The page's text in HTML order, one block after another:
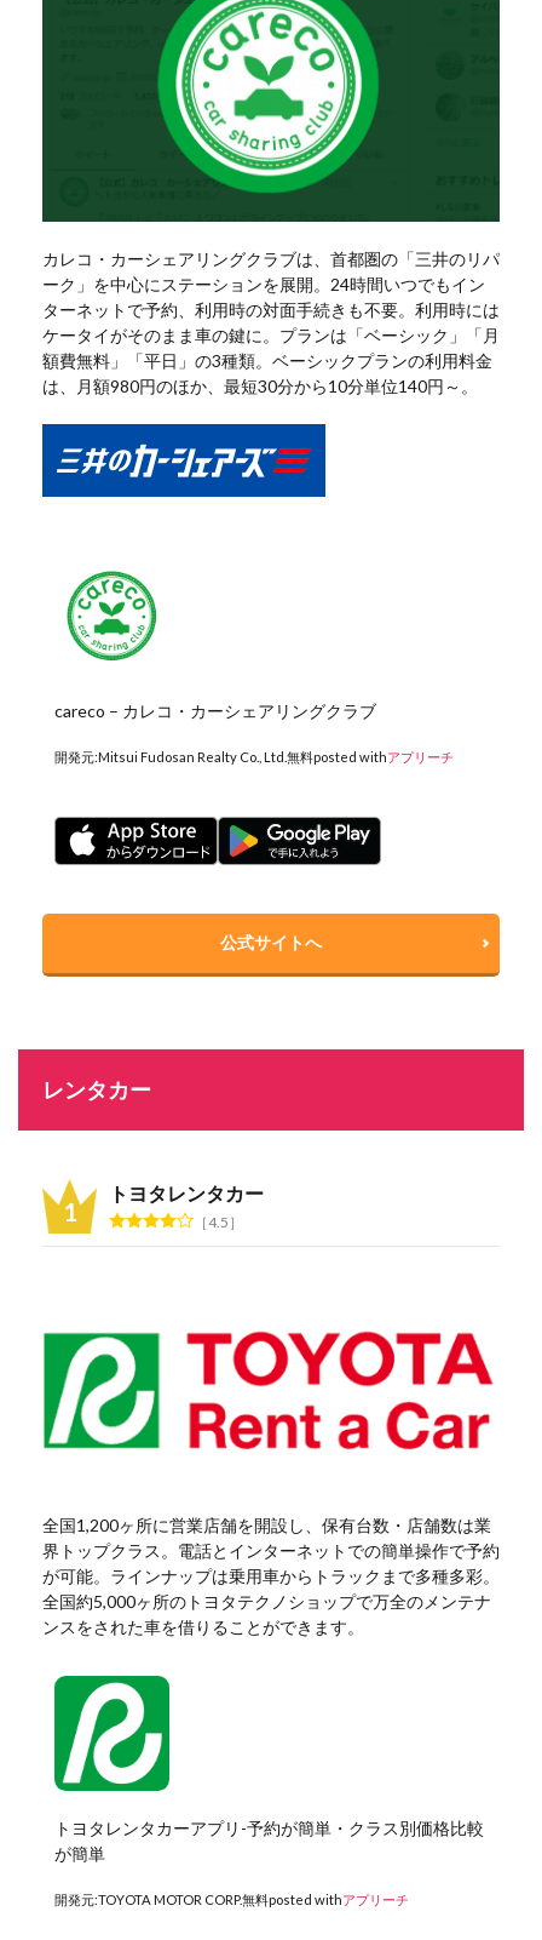
カレコ・カーシェアリングクラブは、首都圏の「三井のリパ
ーク」を中心にステーションを展開。24時間いつでもイン
ターネットで予約、利用時の対面手続きも不要。利用時には
ケータイがそのまま車の鍵に。プランは「ベーシック」「月
額費無料」「平日」の3種類。ベーシックプランの利用料金
は、月額980円のほか、最短30分から10分単位140円～。
careco – カレコ・カーシェアリングクラブ
開発元:Mitsui Fudosan Realty Co., Ltd. 無料posted withアプリーチ
公式サイトへ
レンタカー
トヨタレンタカー
4.5
全国1,200ヶ所に営業店舗を開設し、保有台数・店舗数は業
界トップクラス。電話とインターネットでの簡単操作で予約
が可能。ラインナップは乗用車からトラックまで多種多彩。
全国約5,000ヶ所のトヨタテクノショップで万全のメンテナ
ンスをされた車を借りることができます。
トヨタレンタカーアプリ-予約が簡単・クラス別価格比較
が簡単
開発元:TOYOTA MOTOR CORP.無料posted withアプリーチ